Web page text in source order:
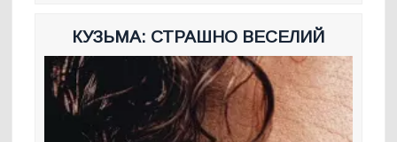
КУЗЬМА: СТРАШНО ВЕСЕЛИЙ